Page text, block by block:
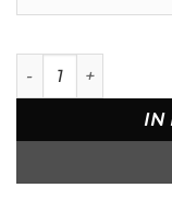
Cord Baseball Cap
IN